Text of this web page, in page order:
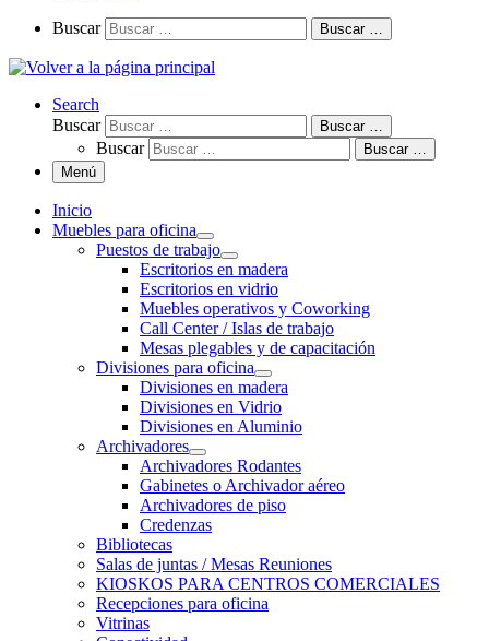
Buscar Buscar …
Search
Buscar
Buscar …
Buscar
Buscar …
Menú
Inicio
Muebles para oficina
Puestos de trabajo
Escritorios en madera
Escritorios en vidrio
Muebles operativos y Coworking
Call Center / Islas de trabajo
Mesas plegables y de capacitación
Divisiones para oficina
Divisiones en madera
Divisiones en Vidrio
Divisiones en Aluminio
Archivadores
Archivadores Rodantes
Gabinetes o Archivador aéreo
Archivadores de piso
Credenzas
Bibliotecas
Salas de juntas / Mesas Reuniones
KIOSKOS PARA CENTROS COMERCIALES
Recepciones para oficina
Vitrinas